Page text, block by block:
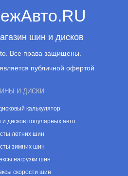
шин и дисков
Все права защищены.
публичной офертой
И ДИСКИ
калькулятор
дисков популярных авто
летних шин
зимних шин
нагрузки шин
скорости шин